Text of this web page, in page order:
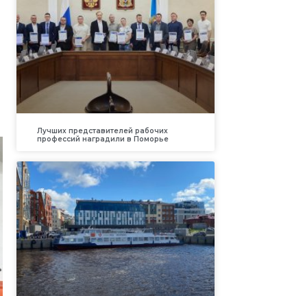
Лучших представителей рабочих
профессий наградили в Поморье